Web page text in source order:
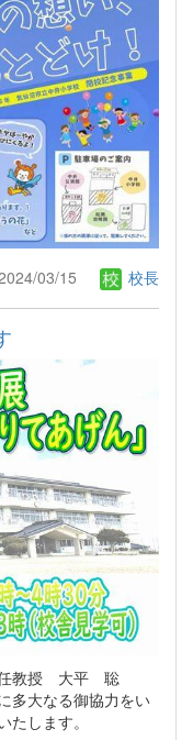
03/15 校長
任教授 大平 聡
多大なる御協力をい
します。